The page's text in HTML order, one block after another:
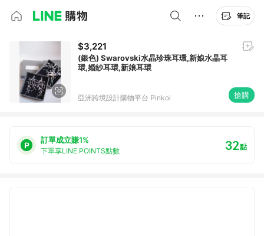
筆記
$3,221
(銀色) Swarovski水晶珍珠耳環,新娘水晶耳
環,婚紗耳環,新娘耳環
亞洲跨境設計購物平台 Pinkoi 搶購
訂單成立賺1%
下單享LINE POINTS點數 32點